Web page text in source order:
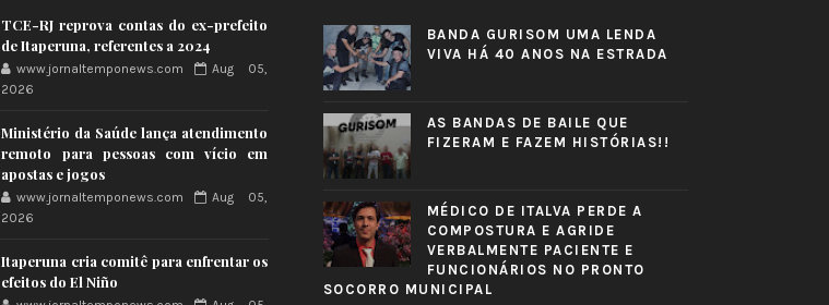
TCE-RJ reprova contas do ex-prefeito
de Itaperuna, referentes a 2024
www.jornaltemponews.com
Aug 05,
2026
Ministério da Saúde lança atendimento
remoto para pessoas com vício em
apostas e jogos
www.jornaltemponews.com
Aug 05,
2026
Itaperuna cria comitê para enfrentar os
efeitos do El Niño
BANDA GURISOM UMA LENDA
VIVA HÁ 40 ANOS NA ESTRADA
AS BANDAS DE BAILE QUE
FIZERAM E FAZEM HISTÓRIAS!!
MÉDICO DE ITALVA PERDE A
COMPOSTURA E AGRIDE
VERBALMENTE PACIENTE E
FUNCIONÁRIOS NO PRONTO
SOCORRO MUNICIPAL